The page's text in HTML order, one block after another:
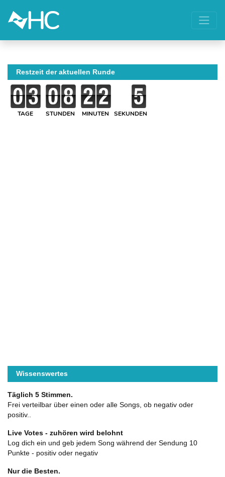
Restzeit der aktuellen Runde
TAGE STUNDEN MINUTEN SEKUNDEN
Wissenswertes
Täglich 5 Stimmen.
Frei verteilbar über einen oder alle Songs, ob negativ oder
positiv..
Live Votes - zuhören wird belohnt
Log dich ein und geb jedem Song während der Sendung 10
Punkte - positiv oder negativ
Nur die Besten.